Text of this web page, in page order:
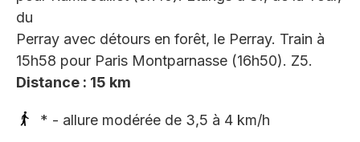
du
Perray avec détours en forêt, le Perray. Train à
15h58 pour Paris Montparnasse (16h50). Z5.
Distance : 15 km
* - allure modérée de 3,5 à 4 km/h